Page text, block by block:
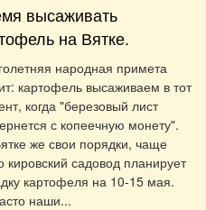
высаживать
на Вятке.
народная примета
картофель высаживаем в тот
когда "березовый лист
с копеечную монету".
же свои порядки, чаще
кировский садовод планирует
картофеля на 10-15 мая.
наши...